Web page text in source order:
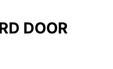
DOOR